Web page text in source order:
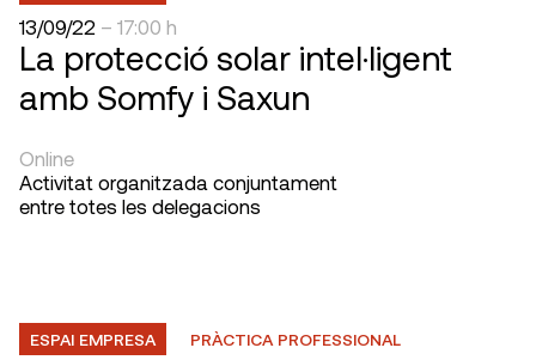
13/09/22 – 17:00 h
La protecció solar intel·ligent
amb Somfy i Saxun
Online
Activitat organitzada conjuntament
entre totes les delegacions
ESPAI EMPRESA PRÀCTICA PROFESSIONAL